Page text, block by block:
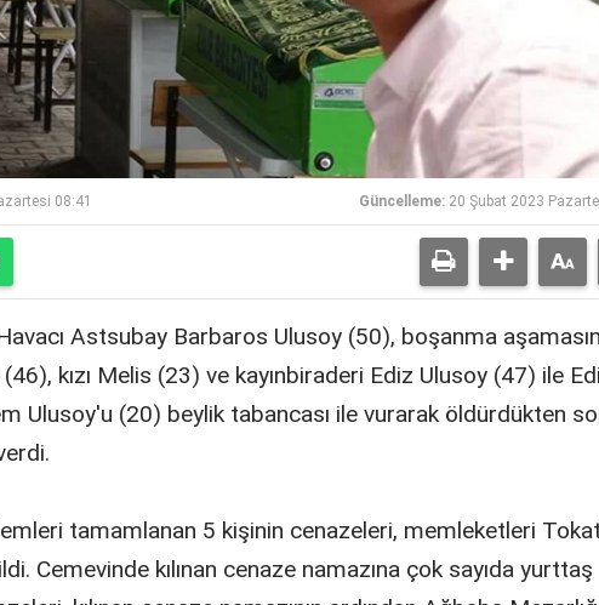
08:41 Güncelleme: 20 Şubat 2023
Astsubay Barbaros Ulusoy (50), boşanma
kızı Melis (23) ve kayınbiraderi Ediz Ulusoy (47) ile
Ulusoy'u (20) beylik tabancası ile vurarak öldürdükten
tamamlanan 5 kişinin cenazeleri, memleketleri
Cemevinde kılınan cenaze namazına çok sayıda yurttaş